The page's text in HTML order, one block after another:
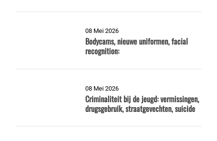
08 Mei 2026
Bodycams, nieuwe uniformen, facial
recognition:
08 Mei 2026
Criminaliteit bij de jeugd: vermissingen,
drugsgebruik, straatgevechten, suicide